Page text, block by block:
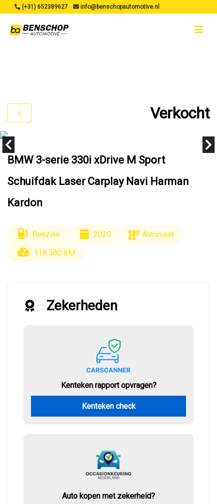
(+31) 652389627 info@benschopautomotive.nl
Verkocht
BMW 3-serie 330i xDrive M Sport
Schuifdak Laser Carplay Navi Harman
Kardon
Benzine 2020
Automaat
118.580 KM
Zekerheden
Kenteken rapport opvragen?
Kenteken check
Auto kopen met zekerheid?